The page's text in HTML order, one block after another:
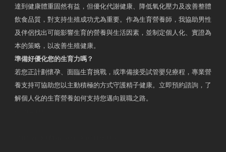
達到健康體重固然有益，但優化代謝健康、降低氧化壓力及改善整體
飲食品質，對支持生殖成功尤為重要。作為生育營養師，我協助男性
及伴侶找出可能影響生育的營養與生活因素，並制定個人化、實證為
本的策略，以改善生殖健康。
準備好優化您的生育力嗎？
若您正計劃懷孕、面臨生育挑戰，或準備接受試管嬰兒療程，專業營
養支持可協助您以主動積極的方式守護精子健康。立即預約諮詢，了
解個人化的生育營養如何支持您邁向親職之路。